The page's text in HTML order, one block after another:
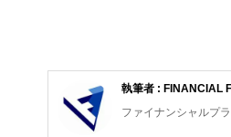
執筆者 : FINANCIAL
ファイナンシャルプ